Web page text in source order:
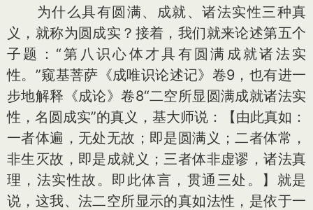
为什么具有圆满、成就、诸法实性三种真
义，就称为圆成实？接着，我们就来论述第五个
子题：“第八识心体才具有圆满成就诸法实
性。”窥基菩萨《成唯识论述记》卷9，也有进一
步地解释《成论》卷8“二空所显圆满成就诸法实
性，名圆成实”的真义，基大师说：【由此真如：
一者体遍，无处无故；即是圆满义；二者体常，
非生灭故，即是成就义；三者体非虚谬，诸法真
理，法实性故。即此体言，贯通三处。】就是
说，这我、法二空所显示的真如法性，是依于一